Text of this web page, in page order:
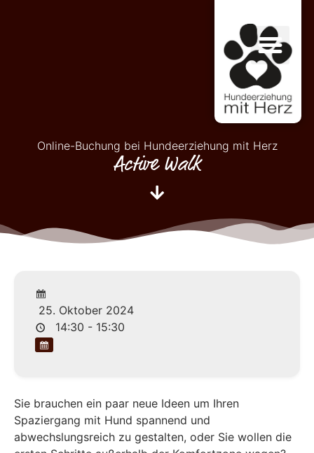
Online-Buchung bei Hundeerziehung mit Herz
Active Walk
25. Oktober 2024
14:30 - 15:30
Sie brauchen ein paar neue Ideen um Ihren
Spaziergang mit Hund spannend und
abwechslungsreich zu gestalten, oder Sie wollen die